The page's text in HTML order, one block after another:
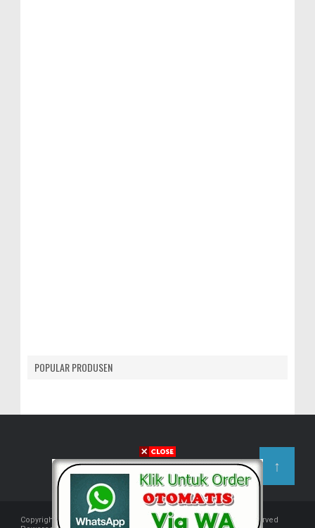
POPULAR PRODUSEN
↑
Copyright © 2018 -Produsen Kaos Kaki Indonesia- All rights reserved